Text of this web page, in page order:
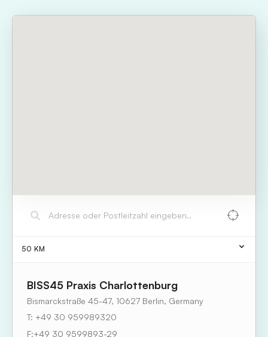
50 KM
BISS45 Praxis Charlottenburg
Bismarckstraße 45-47, 10627 Berlin, Germany
+49 30 959989320
F:+49 30 9599893-29